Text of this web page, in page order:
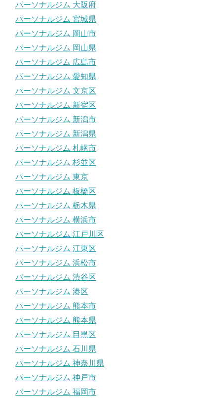
パーソナルジム 大阪府
パーソナルジム 宮城県
パーソナルジム 岡山市
パーソナルジム 岡山県
パーソナルジム 広島市
パーソナルジム 愛知県
パーソナルジム 文京区
パーソナルジム 新宿区
パーソナルジム 新潟市
パーソナルジム 新潟県
パーソナルジム 札幌市
パーソナルジム 杉並区
パーソナルジム 東京
パーソナルジム 板橋区
パーソナルジム 栃木県
パーソナルジム 横浜市
パーソナルジム 江戸川区
パーソナルジム 江東区
パーソナルジム 浜松市
パーソナルジム 渋谷区
パーソナルジム 港区
パーソナルジム 熊本市
パーソナルジム 熊本県
パーソナルジム 目黒区
パーソナルジム 石川県
パーソナルジム 神奈川県
パーソナルジム 神戸市
パーソナルジム 福岡市